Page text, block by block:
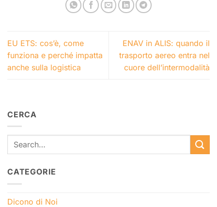
EU ETS: cos’è, come
funziona e perché impatta
anche sulla logistica
ENAV in ALIS: quando il
trasporto aereo entra nel
cuore dell’intermodalità
CERCA
CATEGORIE
Dicono di Noi